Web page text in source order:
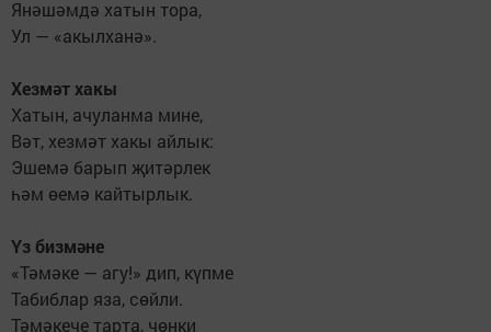
Янәшәмдә хатын тора,
Ул — «акылханә».
Хезмәт хакы
Хатын, ачуланма мине,
Вәт, хезмәт хакы айлык:
Эшемә барып җитәрлек
һәм өемә кайтырлык.
Үз бизмәне
«Тәмәке — агу!» дип, күпме
Табиблар яза, сөйли.
Тәмәкече тарта, чөнки